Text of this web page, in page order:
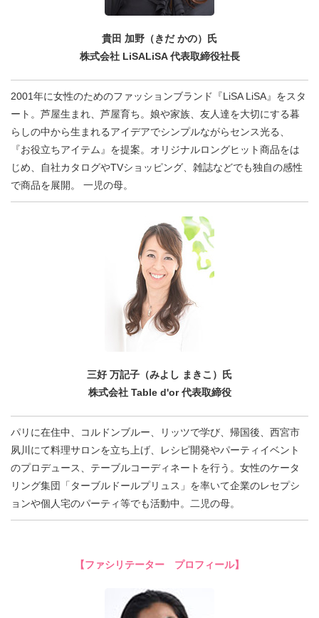
貴田 加野（きだ かの）氏
株式会社 LiSALiSA 代表取締役社長
2001年に女性のためのファッションブランド『LiSA LiSA』をスタ
ート。芦屋生まれ、芦屋育ち。娘や家族、友人達を大切にする暮
らしの中から生まれるアイデアでシンプルながらセンス光る、
『お役立ちアイテム』を提案。オリジナルロングヒット商品をは
じめ、自社カタログやTVショッピング、雑誌などでも独自の感性
で商品を展開。 一児の母。
三好 万記子（みよし まきこ）氏
株式会社 Table d'or 代表取締役
パリに在住中、コルドンブルー、リッツで学び、帰国後、西宮市
夙川にて料理サロンを立ち上げ、レシピ開発やパーティイベント
のプロデュース、テーブルコーディネートを行う。女性のケータ
リング集団「ターブルドールプリュス」を率いて企業のレセプシ
ョンや個人宅のパーティ等でも活動中。二児の母。
【ファシリテーター プロフィール】